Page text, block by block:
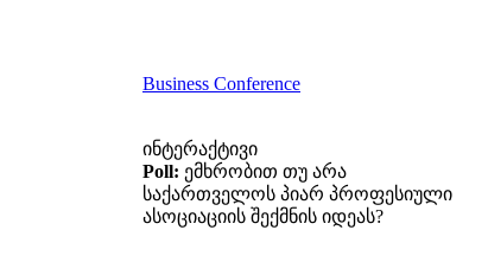
Business Conference
ინტერაქტივი
Poll: ემხრობით თუ არა
საქართველოს პიარ პროფესიული
ასოციაციის შექმნის იდეას?